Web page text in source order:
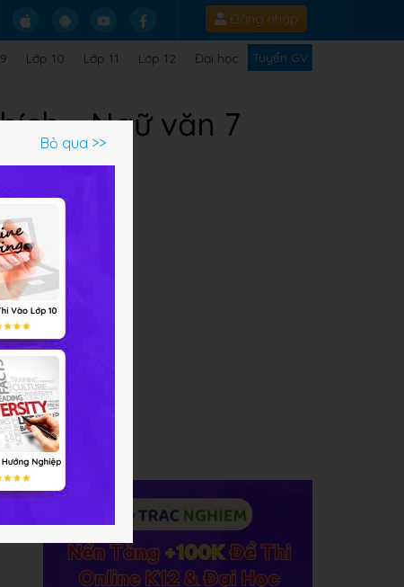
Đăng nhập
Lớp 10 Lớp 11 Lớp 12 Đại học Tuyển GV
- Ngữ văn 7
Bỏ qua >>